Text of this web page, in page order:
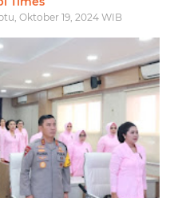
Oktober 19, 2024 WIB